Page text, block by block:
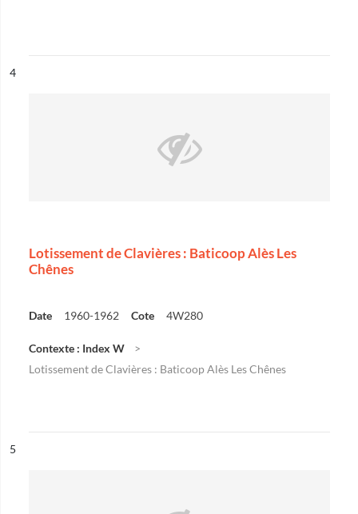
n°
4
Lotissement de Clavières : Baticoop Alès Les
Chênes
Date 1960-1962 Cote 4W280
Contexte : Index W
Lotissement de Clavières : Baticoop Alès Les Chênes
n°
5